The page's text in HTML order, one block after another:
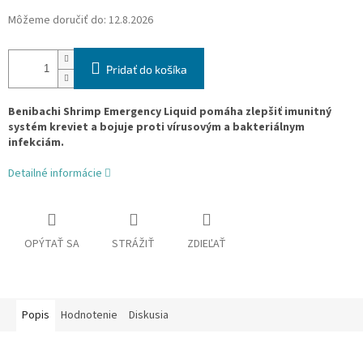
Môžeme doručiť do: 12.8.2026
Pridať do košíka
Benibachi Shrimp Emergency Liquid pomáha zlepšiť imunitný
systém kreviet a bojuje proti vírusovým a bakteriálnym
infekciám.
Detailné informácie
OPÝTAŤ SA STRÁŽIŤ ZDIEĽAŤ
Popis Hodnotenie Diskusia